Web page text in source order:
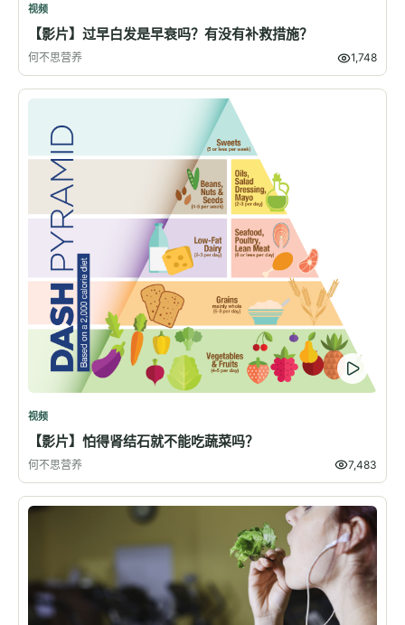
视频
【影片】过早白发是早衰吗？有没有补救措施？
何不思营养 1,748
视频
【影片】怕得肾结石就不能吃蔬菜吗？
何不思营养 7,483